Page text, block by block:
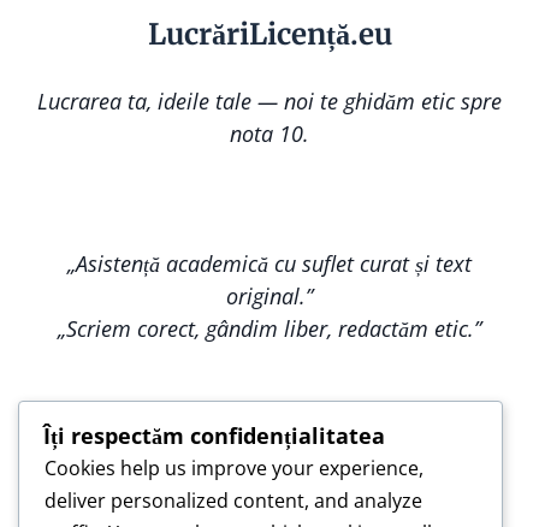
LucrăriLicență.eu
Lucrarea ta, ideile tale — noi te ghidăm etic spre
nota 10.
„Asistență academică cu suflet curat și text
original.”
„Scriem corect, gândim liber, redactăm etic.”
„Construim împreună, nu copiem — pentru o
lucrare care te reprezintă.”
Îți respectăm confidențialitatea
Cookies help us improve your experience,
deliver personalized content, and analyze